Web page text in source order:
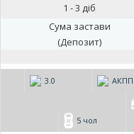
1 - 3 діб
Сума застави
(Депозит)
3.0 АКПП
5 чол